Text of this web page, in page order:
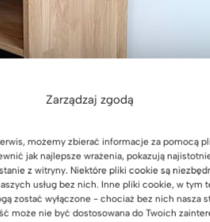
Zarządzaj zgodą
możemy zbierać informacje za pomocą
jak najlepsze wrażenia, pokazują
z witryny. Niektóre pliki cookie są
usług bez nich. Inne pliki cookie, w tym
zostać wyłączone - chociaż bez nich nasza
może nie być dostosowana do Twoich